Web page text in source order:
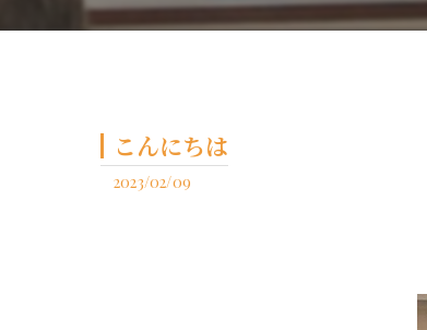
こんにちは
2023/02/09